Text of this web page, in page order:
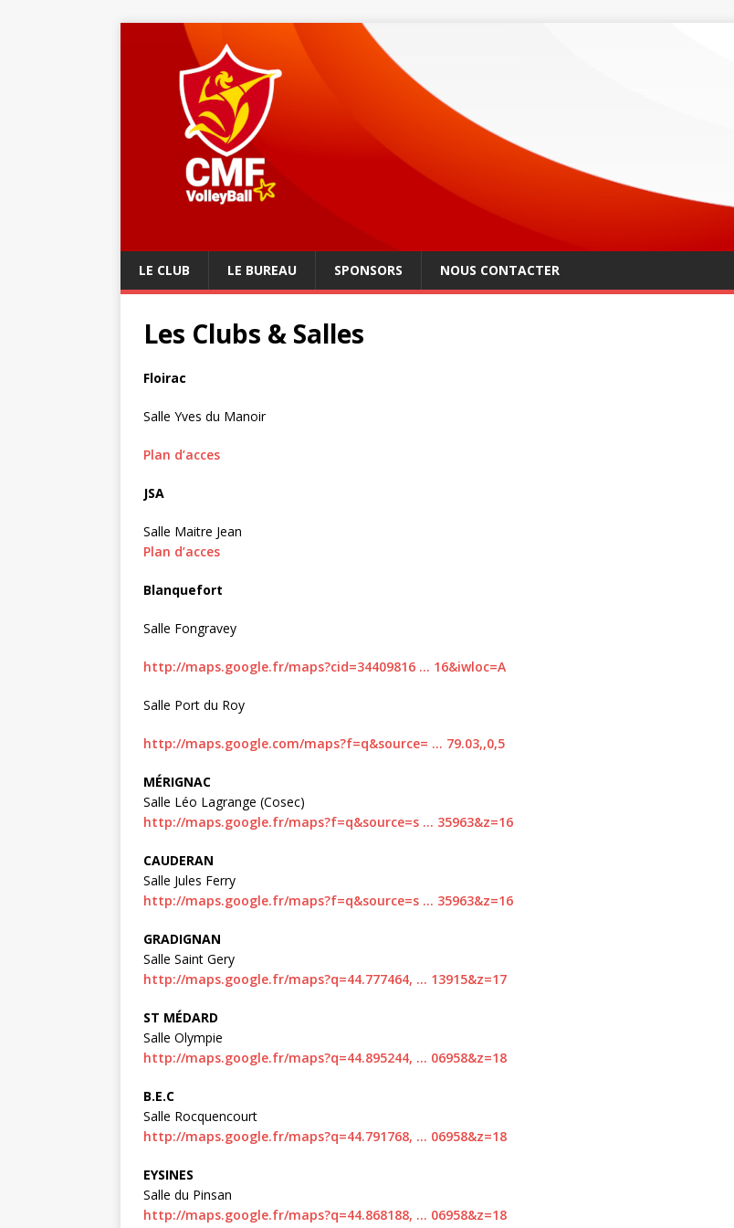
LE CLUB LE BUREAU SPONSORS NOUS CONTACTER
Les Clubs & Salles
Floirac
Salle Yves du Manoir
Plan d’acces
JSA
Salle Maitre Jean
Plan d’acces
Blanquefort
Salle Fongravey
http://maps.google.fr/maps?cid=34409816 … 16&iwloc=A
Salle Port du Roy
http://maps.google.com/maps?f=q&source= … 79.03,,0,5
MÉRIGNAC
Salle Léo Lagrange (Cosec)
http://maps.google.fr/maps?f=q&source=s … 35963&z=16
CAUDERAN
Salle Jules Ferry
http://maps.google.fr/maps?f=q&source=s … 35963&z=16
GRADIGNAN
Salle Saint Gery
http://maps.google.fr/maps?q=44.777464, … 13915&z=17
ST MÉDARD
Salle Olympie
http://maps.google.fr/maps?q=44.895244, … 06958&z=18
B.E.C
Salle Rocquencourt
http://maps.google.fr/maps?q=44.791768, … 06958&z=18
EYSINES
Salle du Pinsan
http://maps.google.fr/maps?q=44.868188, … 06958&z=18